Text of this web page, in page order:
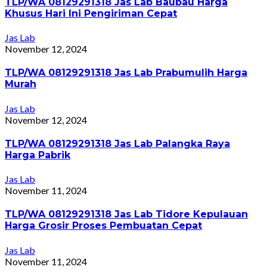
Khusus Hari Ini Pengiriman Cepat
Jas Lab
November 12, 2024
TLP/WA 08129291318 Jas Lab Prabumulih Harga
Murah
Jas Lab
November 12, 2024
TLP/WA 08129291318 Jas Lab Palangka Raya
Harga Pabrik
Jas Lab
November 11, 2024
TLP/WA 08129291318 Jas Lab Tidore Kepulauan
Harga Grosir Proses Pembuatan Cepat
Jas Lab
November 11, 2024